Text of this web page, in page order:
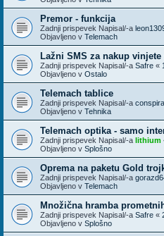
Premor - funkcija
Zadnji prispevek Napisal/-a
Objavljeno v Telemach
Lažni SMS za nakup
Zadnji prispevek Napisal/-a Safre «
Objavljeno v Ostalo
Telemach tablice
Zadnji prispevek Napisal/-a
Objavljeno v Tehnika
Telemach optika - samo
Zadnji prispevek Napisal/-a lithium
Objavljeno v Splošno
Oprema na paketu Gold
Zadnji prispevek Napisal/-a
Objavljeno v Telemach
Množična hramba
Zadnji prispevek Napisal/-a Safre «
Objavljeno v Splošno